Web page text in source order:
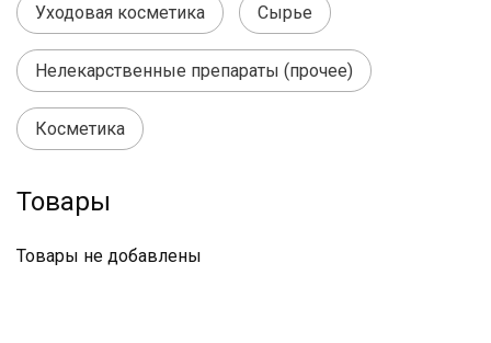
Уходовая косметика Сырье
Нелекарственные препараты (прочее)
Косметика
Товары
Товары не добавлены